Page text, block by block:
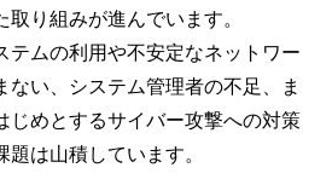
り組みが進んでいます。
テムの利用や不安定なネットワー
ない、システム管理者の不足、ま
じめとするサイバー攻撃への対策
は山積しています。